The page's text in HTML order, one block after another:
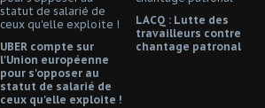
UBER compte sur
l'Union européenne
pour s'opposer au
statut de salarié de
ceux qu'elle exploite !
LACQ : Lutte des
travailleurs contre
chantage patronal